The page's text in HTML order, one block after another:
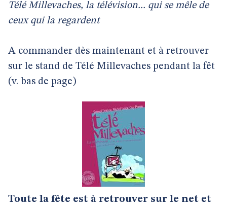
Télé Millevaches, la télévision... qui se mêle de
ceux qui la regardent
A commander dès maintenant et à retrouver
sur le stand de Télé Millevaches pendant la fêt
(v. bas de page)
Toute la fête est à retrouver sur le net et